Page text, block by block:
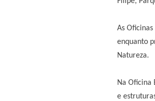
As
enquanto
Natureza.
Na Oficina
e